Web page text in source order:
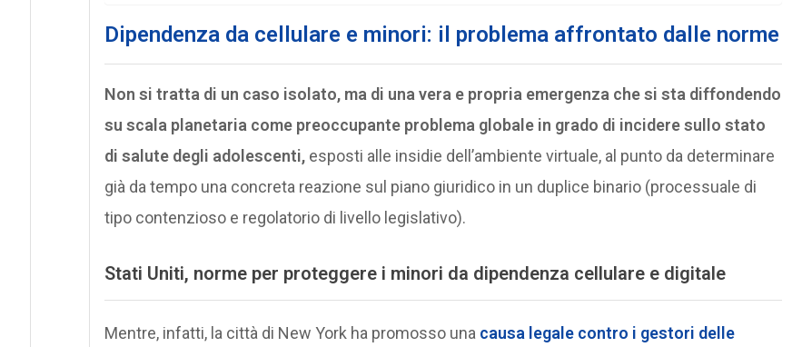
Dipendenza da cellulare e minori: il problema affrontato dalle norme
Non si tratta di un caso isolato, ma di una vera e propria emergenza che si sta diffondendo
su scala planetaria come preoccupante problema globale in grado di incidere sullo stato
di salute degli adolescenti, esposti alle insidie dell’ambiente virtuale, al punto da determinare
già da tempo una concreta reazione sul piano giuridico in un duplice binario (processuale di
tipo contenzioso e regolatorio di livello legislativo).
Stati Uniti, norme per proteggere i minori da dipendenza cellulare e digitale
Mentre, infatti, la città di New York ha promosso una causa legale contro i gestori delle